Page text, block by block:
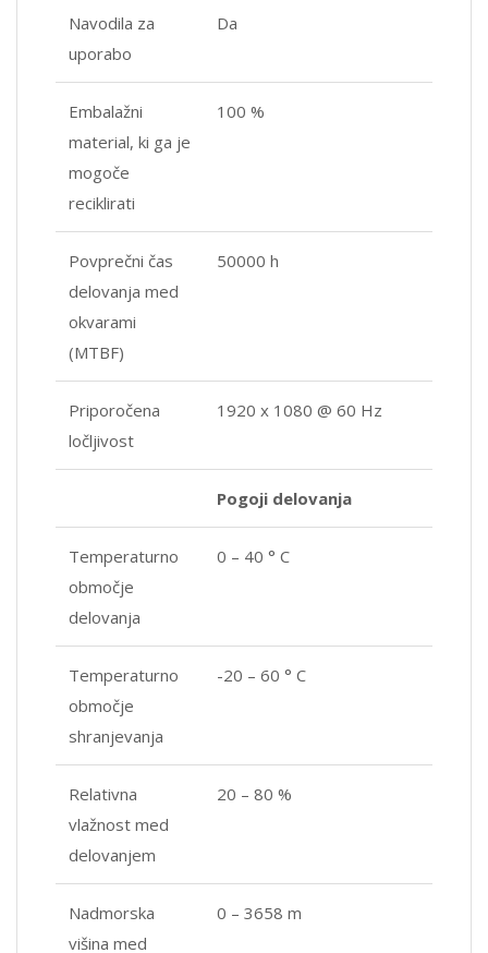
Navodila za
uporabo
Da
Embalažni
material, ki ga je
mogoče
reciklirati
100 %
Povprečni čas
delovanja med
okvarami
(MTBF)
50000 h
Priporočena
ločljivost
1920 x 1080 @ 60 Hz
Pogoji delovanja
Temperaturno
območje
delovanja
0 – 40 ° C
Temperaturno
območje
shranjevanja
-20 – 60 ° C
Relativna
vlažnost med
delovanjem
20 – 80 %
Nadmorska
višina med
0 – 3658 m